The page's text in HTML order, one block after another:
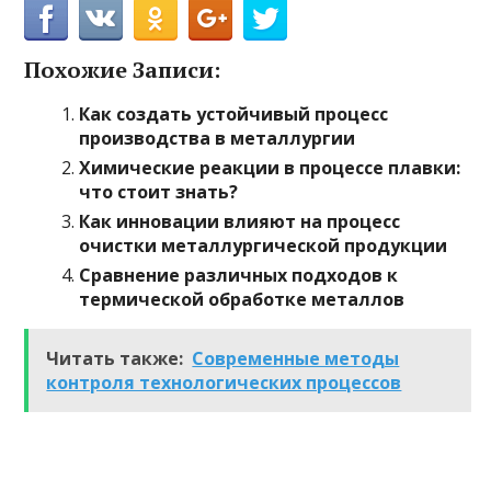
Похожие Записи:
Как создать устойчивый процесс
производства в металлургии
Химические реакции в процессе плавки:
что стоит знать?
Как инновации влияют на процесс
очистки металлургической продукции
Сравнение различных подходов к
термической обработке металлов
Читать также: Современные методы
контроля технологических процессов